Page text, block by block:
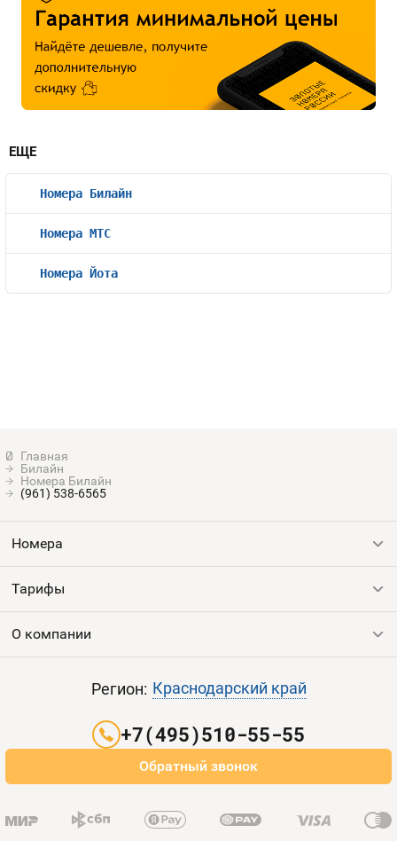
Билайн
Номера Билайн
(961) 538-6565
ЕЩЕ
Номера Билайн
Номера МТС
Номера Йота
Номера
Все номера
Тарифы
Выгодные тарифы
О компании
Оплата и доставка
Регион: Краснодарский край
+7(495)510-55-55
Обратный звонок